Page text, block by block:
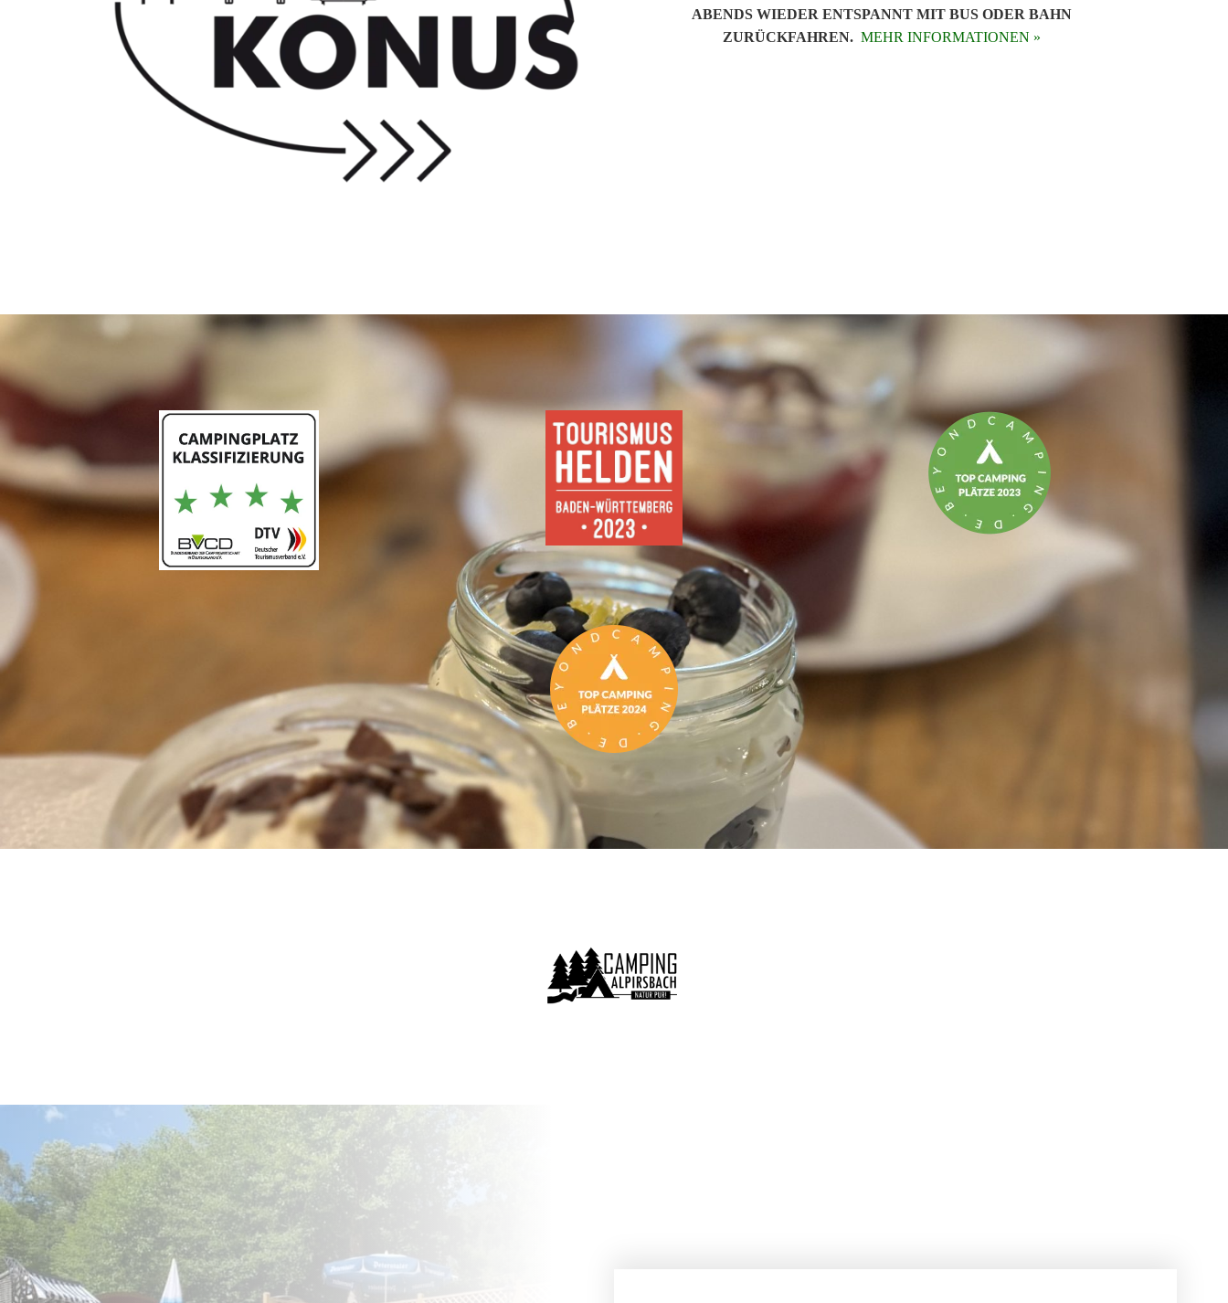
ABENDS WIEDER ENTSPANNT MIT BUS ODER BAHN
ZURÜCKFAHREN. MEHR INFORMATIONEN »